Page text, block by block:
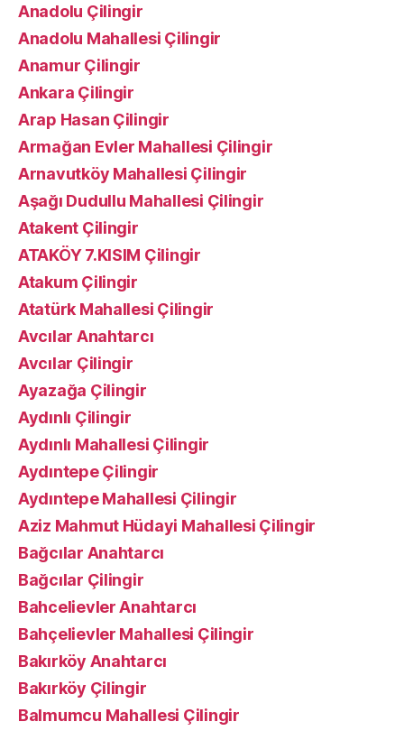
Anadolu Çilingir
Anadolu Mahallesi Çilingir
Anamur Çilingir
Ankara Çilingir
Arap Hasan Çilingir
Armağan Evler Mahallesi Çilingir
Arnavutköy Mahallesi Çilingir
Aşağı Dudullu Mahallesi Çilingir
Atakent Çilingir
ATAKÖY 7.KISIM Çilingir
Atakum Çilingir
Atatürk Mahallesi Çilingir
Avcılar Anahtarcı
Avcılar Çilingir
Ayazağa Çilingir
Aydınlı Çilingir
Aydınlı Mahallesi Çilingir
Aydıntepe Çilingir
Aydıntepe Mahallesi Çilingir
Aziz Mahmut Hüdayi Mahallesi Çilingir
Bağcılar Anahtarcı
Bağcılar Çilingir
Bahcelievler Anahtarcı
Bahçelievler Mahallesi Çilingir
Bakırköy Anahtarcı
Bakırköy Çilingir
Balmumcu Mahallesi Çilingir